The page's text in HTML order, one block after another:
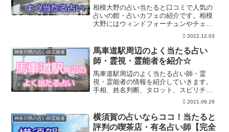
相模大野の占い当たると口コミで人気の
占いの館・占いカフェの紹介です。相模
大野にはウィンドフォーチュンやチェリ
ーブロッサム、ステスクのマリフォーチ
ュン、占いひまわり、占いおじさんなど
人気の占いが幾つもあります。事前予約
の上お出かけくださいね。
2022.12.03
神奈川県の占い師霊能者
馬車道駅周辺のよく当たる占い
師・霊視・霊能者を紹介☆
馬車道駅周辺のよく当たる占い師・霊
視・霊能者の情報を紹介していきます。
手相、姓名判断、タロット、スピリチュ
アル、霊感、霊視、オーラ判断など占術
はいろいろ。口コミで評判の人気占い師
さんは予約制の場合もありますので事前
に予約を入れてお出かけくださいね。
2021.09.29
神奈川県の占い師霊能者
横須賀の占いならココ！当たると
評判の喫茶店・有名占い師【完全